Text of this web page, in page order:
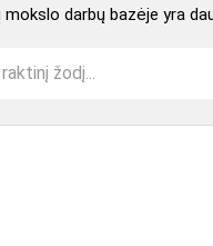
mokslo darbų bazėje yra